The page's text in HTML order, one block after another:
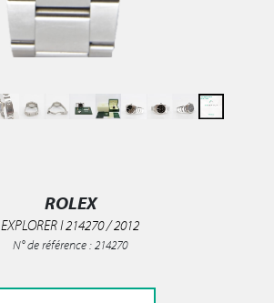
ROLEX
EXPLORER I 214270 / 2012
N° de référence : 214270